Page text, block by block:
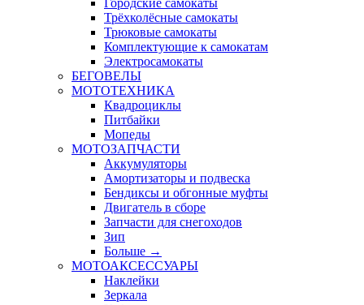
Городские самокаты
Трёхколёсные самокаты
Трюковые самокаты
Комплектующие к самокатам
Электросамокаты
БЕГОВЕЛЫ
МОТОТЕХНИКА
Квадроциклы
Питбайки
Мопеды
МОТОЗАПЧАСТИ
Аккумуляторы
Амортизаторы и подвеска
Бендиксы и обгонные муфты
Двигатель в сборе
Запчасти для снегоходов
Зип
Больше →
МОТОАКСЕССУАРЫ
Наклейки
Зеркала